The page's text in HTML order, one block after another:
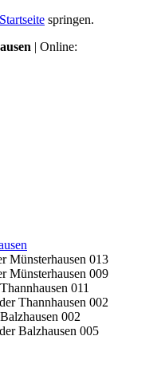
springen.
| Online: